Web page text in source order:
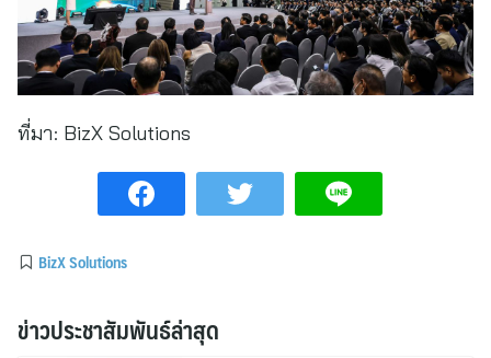
ที่มา: BizX Solutions
BizX Solutions
ข่าวประชาสัมพันธ์ล่าสุด